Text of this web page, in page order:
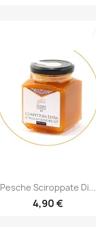
Pesche Sciroppate Di...
4,90 €